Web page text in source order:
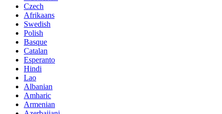
Czech
Afrikaans
Swedish
Polish
Basque
Catalan
Esperanto
Hindi
Lao
Albanian
Amharic
Armenian